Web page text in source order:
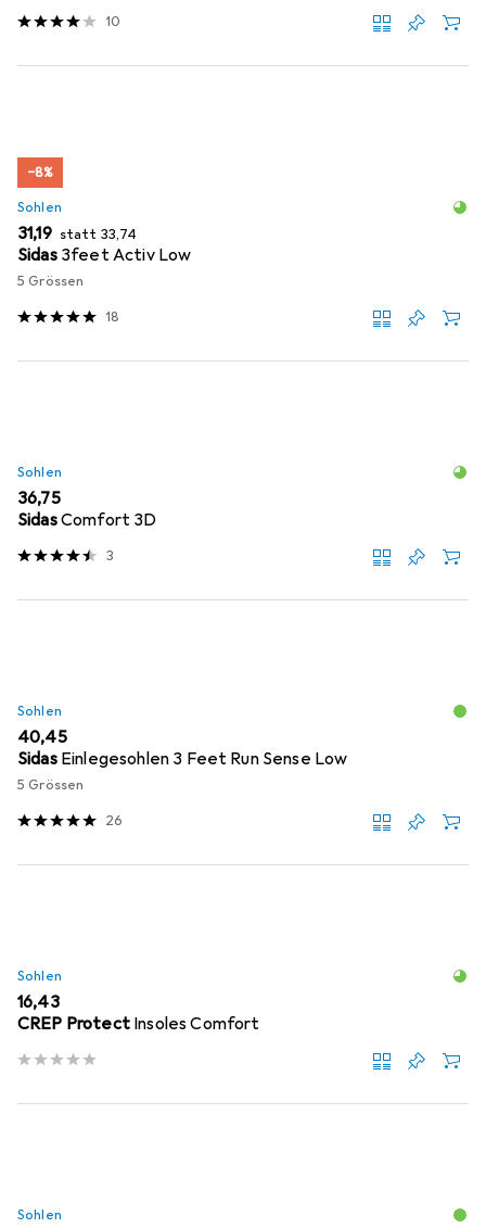
10
−8%
Sohlen
EUR
31,19 statt EUR
33,74
Sidas 3feet Activ Low
5 Grössen
18
Sohlen
EUR
36,75
SidasComfort 3D
3
Sohlen
EUR
40,45
Sidas Einlegesohlen 3 Feet Run Sense Low
5 Grössen
26
Sohlen
EUR
16,43
CREP Protect Insoles Comfort
Sohlen